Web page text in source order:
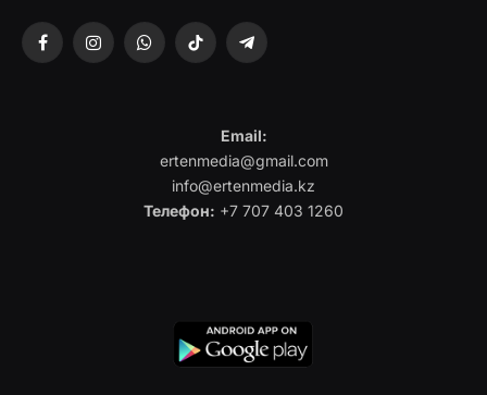
FacebookInstagramWhatsAppTikTok Telegram
Email:
ertenmedia@gmail.com
info@ertenmedia.kz
Телефон: +7 707 403 1260